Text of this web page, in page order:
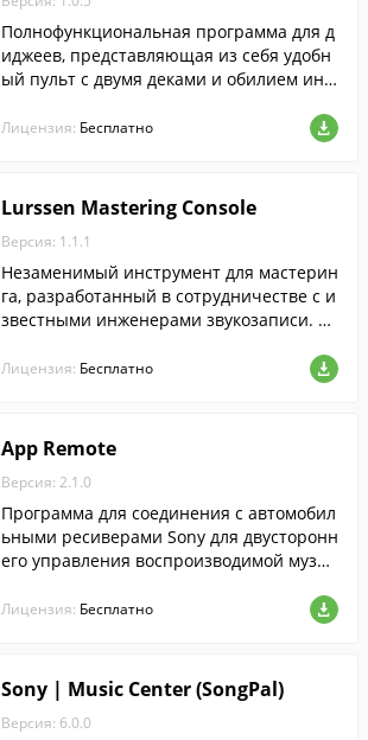
Полнофункциональная программа для д
иджеев, представляющая из себя удобн
ый пульт с двумя деками и обилием инс
ать высококачественные и классные ми
Лицензия: Бесплатно
Lurssen Mastering Console
Версия: 1.1.1
Незаменимый инструмент для мастерин
га, разработанный в сотрудничестве с и
звестными инженерами звукозаписи. П
шего качества звука при записи музыки.
Лицензия: Бесплатно
App Remote
Версия: 2.1.0
Программа для соединения с автомобил
ьными ресиверами Sony для двусторонн
его управления воспроизводимой музык
Лицензия: Бесплатно
Sony | Music Center (SongPal)
Версия: 6.0.0